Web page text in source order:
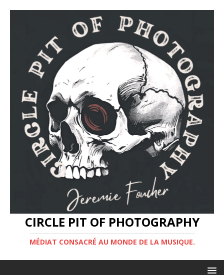
CIRCLE PIT OF PHOTOGRAPHY
MÉDIAT CONSACRÉ AU MONDE DE LA MUSIQUE.